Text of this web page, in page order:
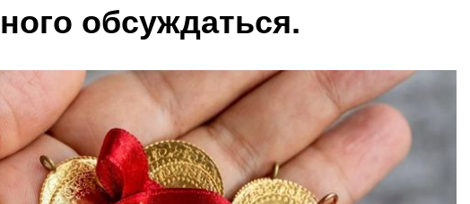
обсуждаться.